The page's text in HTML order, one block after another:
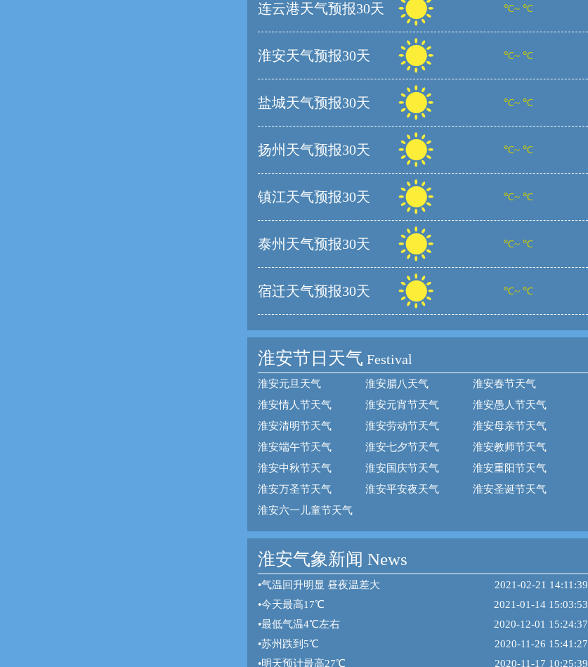
连云港天气预报30天 ℃~ ℃
淮安天气预报30天 ℃~ ℃
盐城天气预报30天 ℃~ ℃
扬州天气预报30天 ℃~ ℃
镇江天气预报30天 ℃~ ℃
泰州天气预报30天 ℃~ ℃
宿迁天气预报30天 ℃~ ℃
淮安节日天气 Festival
淮安元旦天气 淮安腊八天气
淮安春节天气
淮安情人节天气
淮安元宵节天气
淮安愚人节天气
淮安清明节天气
淮安劳动节天气
淮安母亲节天气
淮安端午节天气
淮安七夕节天气
淮安教师节天气
淮安中秋节天气
淮安国庆节天气
淮安重阳节天气
淮安万圣节天气
淮安平安夜天气
淮安圣诞节天气
淮安六一儿童节天气
淮安气象新闻 News
•气温回升明显 昼夜温差大
2021-02-21 14:11:39
•今天最高17℃
2021-01-14 15:03:53
•最低气温4℃左右
2020-12-01 15:24:37
•苏州跌到5℃
2020-11-26 15:41:27
•明天预计最高27℃ 2020-11-17 10:25:39